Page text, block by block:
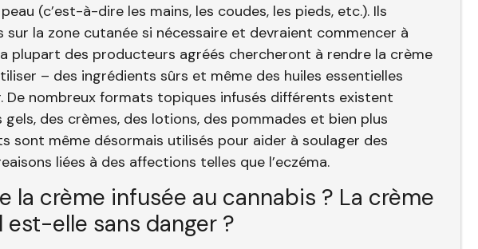
(c’est-à-dire les mains, les coudes, les pieds, etc.). Ils
la zone cutanée si nécessaire et devraient commencer à
plupart des producteurs agréés chercheront à rendre la crème
– des ingrédients sûrs et même des huiles essentielles
De nombreux formats topiques infusés différents existent
des crèmes, des lotions, des pommades et bien plus
sont même désormais utilisés pour aider à soulager des
liées à des affections telles que l’eczéma.
la crème infusée au cannabis ? La crème
elle sans danger ?